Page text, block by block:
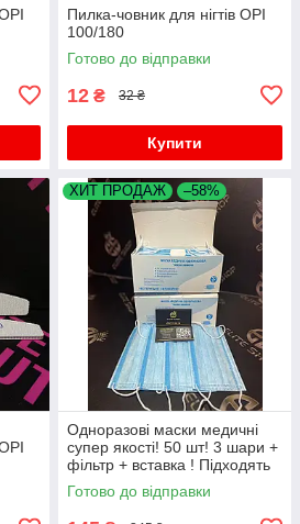
Пилка-човник для нігтів OPI
100/180
Готово до відправки
12 ₴ 32 ₴
Купити
ХИТ ПРОДАЖ –58%
Одноразові маски медичні
супер якості! 50 шт! 3 шари +
фільтр + вставка ! Підходять
дітям для школи!
Готово до відправки